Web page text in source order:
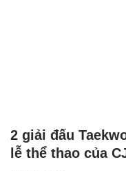
2 giải đấu
lễ thể thao của